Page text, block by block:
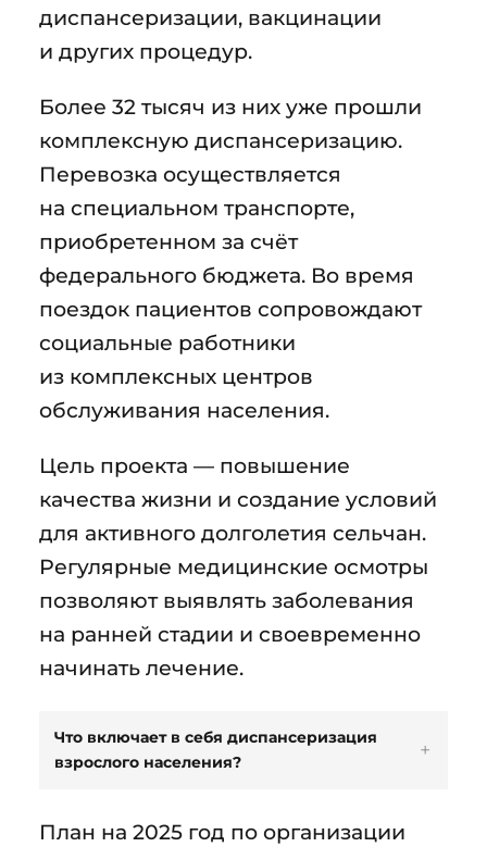
диспансеризации, вакцинации
и других процедур.
Более 32 тысяч из них уже прошли
комплексную диспансеризацию.
Перевозка осуществляется
на специальном транспорте,
приобретенном за счёт
федерального бюджета. Во время
поездок пациентов сопровождают
социальные работники
из комплексных центров
обслуживания населения.
Цель проекта — повышение
качества жизни и создание условий
для активного долголетия сельчан.
Регулярные медицинские осмотры
позволяют выявлять заболевания
на ранней стадии и своевременно
начинать лечение.
Что включает в себя диспансеризация
взрослого населения?
План на 2025 год по организации